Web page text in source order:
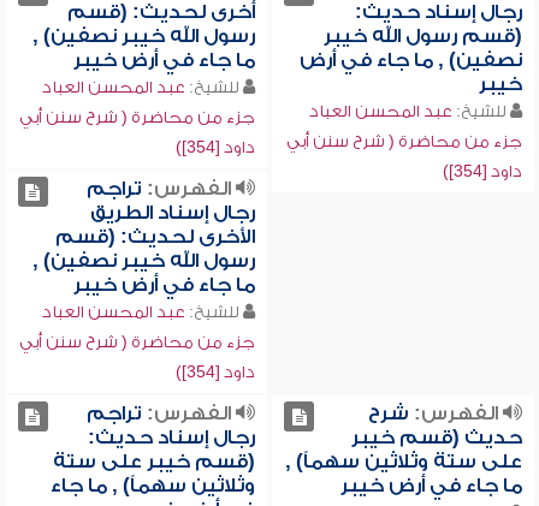
رجال إسناد حديث:
(قسم رسول الله خيبر
نصفين) , ما جاء في أرض
خيبر
للشيخ: عبد المحسن العباد
جزء من محاضرة ( شرح سنن أبي
داود [354])
أخرى لحديث: (قسم
رسول الله خيبر نصفين) ,
ما جاء في أرض خيبر
للشيخ: عبد المحسن العباد
جزء من محاضرة ( شرح سنن أبي
داود [354])
الفهرس: تراجم
رجال إسناد الطريق
الأخرى لحديث: (قسم
رسول الله خيبر نصفين) ,
ما جاء في أرض خيبر
للشيخ: عبد المحسن العباد
جزء من محاضرة ( شرح سنن أبي
داود [354])
الفهرس: شرح
حديث (قسم خيبر
على ستة وثلاثين سهماً) ,
ما جاء في أرض خيبر
الفهرس: تراجم
رجال إسناد حديث:
(قسم خيبر على ستة
وثلاثين سهماً) , ما جاء